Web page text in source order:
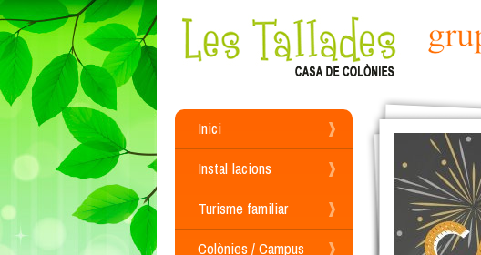
Inici
Instal·lacions
Turisme familiar
Colònies / Campus